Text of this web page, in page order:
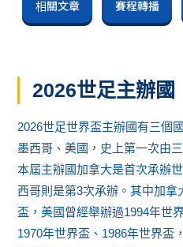
相關文章 賽程轉播
2026世足主辦國
2026世足世界盃主辦國有三個
墨西哥、美國，史上第一次由
本屆主辦國加拿大是首次承辦
西哥則是第3次承辦。其中加拿
盃，美國曾經舉辦過1994年世
1970年世界盃、1986年世界盃